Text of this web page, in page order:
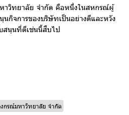
ยาลัย จำกัด คือหนึ่งในสหกรณ์ผู้
กิจการของบริษัทเป็นอย่างดีและหวัง
สนุนที่ดีเช่นนี้สืบไป
กรณ์มหาวิทยาลัย จำกัด